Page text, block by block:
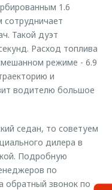
1.6
Такой дуэт
Расход топлива
режиме - 6.9
и
водителю большое
седан, то советуем
дилера в
Подробную
по
обратный звонок по